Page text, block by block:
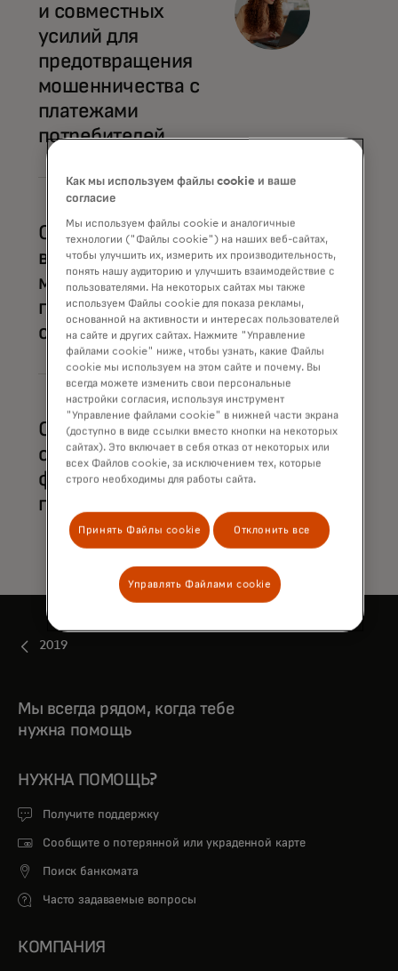
и совместных
усилий для
предотвращения
мошенничества с
платежами
потребителей
Совместные усилия
в борьбе против
мошенничества при
переводах между
счетами
Отслеживание и
оповещение о
финансовых
преступлениях
2019
Мы всегда рядом, когда тебе
нужна помощь
НУЖНА ПОМОЩЬ?
Получите поддержку
Сообщите о потерянной или украденной карте
Поиск банкомата
Часто задаваемые вопросы
КОМПАНИЯ
Как мы используем файлы cookie и ваше
согласие
Мы используем файлы cookie и аналогичные
технологии ("Файлы cookie") на наших веб-сайтах,
чтобы улучшить их, измерить их производительность,
понять нашу аудиторию и улучшить взаимодействие с
пользователями. На некоторых сайтах мы также
используем Файлы cookie для показа рекламы,
основанной на активности и интересах пользователей
на сайте и других сайтах. Нажмите "Управление
файлами cookie" ниже, чтобы узнать, какие Файлы
cookie мы используем на этом сайте и почему. Вы
всегда можете изменить свои персональные
настройки согласия, используя инструмент
"Управление файлами cookie" в нижней части экрана
(доступно в виде ссылки вместо кнопки на некоторых
сайтах). Это включает в себя отказ от некоторых или
всех Файлов cookie, за исключением тех, которые
строго необходимы для работы сайта.
Принять Файлы cookie Отклонить все
Управлять Файлами cookie